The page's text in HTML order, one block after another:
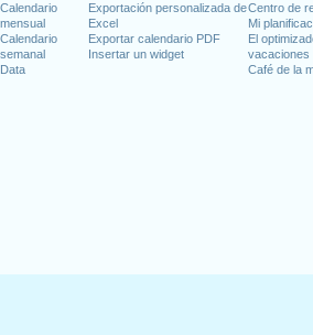
Calendario
mensual
Calendario
semanal
Data
Exportación personalizada de
Excel
Exportar calendario PDF
Insertar un widget
Centro de
Mi
El
vacaciones
Café de la